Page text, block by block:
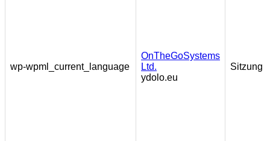
wp-wpml_current_language
OnTheGoSystems
Ltd.
ydolo.eu
Sitzung